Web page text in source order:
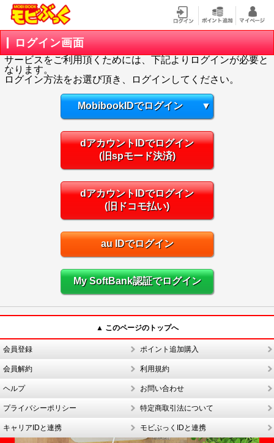
ログイン画面
サービスをご利用頂くためには、下記よりログインが必要と
なります。
ログイン方法をお選び頂き、ログインしてください。
MobibookIDでログイン ▼
dアカウントIDでログイン
(旧spモード決済)
dアカウントIDでログイン
(旧ドコモ払い)
au IDでログイン
My SoftBank認証でログイン
▲ このページのトップへ
会員登録 ポイント追加購入
会員解約 利用規約
ヘルプ お問い合わせ
プライバシーポリシー 特定商取引法について
キャリアIDと連携 モビぶっくIDと連携